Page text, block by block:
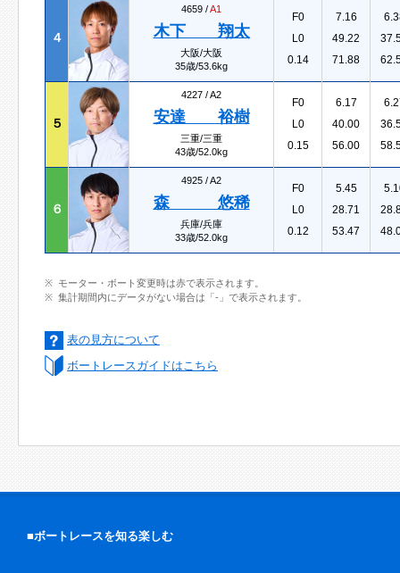
４
4659 /A1
木下 翔太
大阪/大阪
35歳/53.6kg
F0
L0
0.14
7.16
49.22
71.88
５
4227 /A2
安達 裕樹
三重/三重
43歳/52.0kg
F0
L0
0.15
6.17
40.00
56.00
６
4925 /A2
森 悠稀
兵庫/兵庫
33歳/52.0kg
F0
L0
0.12
5.45
28.71
53.47
モーター・ボート変更時は赤で表示されます。
集計期間内にデータがない場合は「-」で表示されます。
表の見方について
ボートレースガイドはこちら
■ボートレースを知る楽しむ